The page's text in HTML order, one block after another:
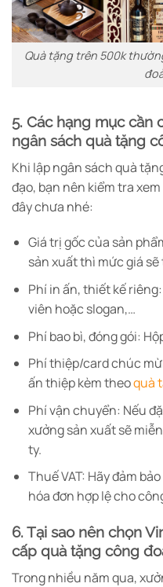
Quà tặng trên 500k
5. Các hạng mục cần
ngân sách quà tặng
Khi lập ngân sách quà
đạo, bạn nên kiểm tra
đây chưa nhé:
Giá trị gốc của sản
sản xuất thì mức giá
Phí in ấn, thiết kế
viên hoặc slogan,…
Phí bao bì, đóng gói:
Phí thiệp/card chúc
ấn thiệp kèm theoquà
Phí vận chuyển: Nếu
xưởng sản xuất sẽ
ty.
Thuế VAT: Hãy đảm
hóa đơn hợp lệ cho
6. Tại sao nên chọn
cấp quà tặng công
Trong nhiều năm qua,